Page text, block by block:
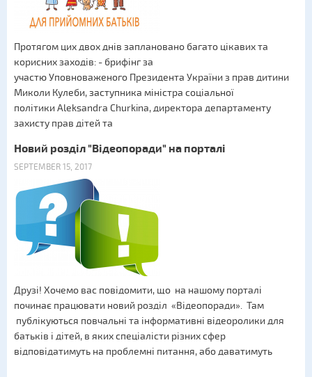
Протягом цих двох днів заплановано багато цікавих та
корисних заходів: - брифінг за
участю Уповноваженого Президента України з прав дитини
Миколи Кулеби, заступника міністра соціальної
політики Aleksandra Churkina, директора департаменту
захисту прав дітей та
Новий розділ "Відеопоради" на порталі
SEPTEMBER 15, 2017
Друзі! Хочемо вас повідомити, що на нашому порталі
починає працювати новий розділ «Відеопоради». Там
публікуються повчальні та інформативні відеоролики для
батьків і дітей, в яких спеціалісти різних сфер
відповідатимуть на проблемні питання, або даватимуть